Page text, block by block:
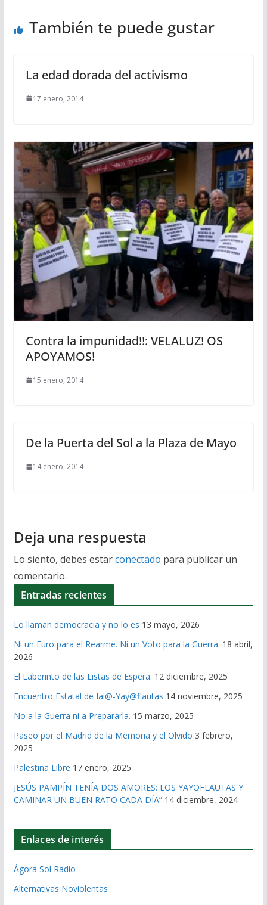
También te puede gustar
La edad dorada del activismo
17 enero, 2014
Contra la impunidad!!: VELALUZ! OS
APOYAMOS!
15 enero, 2014
De la Puerta del Sol a la Plaza de Mayo
14 enero, 2014
Deja una respuesta
Lo siento, debes estarconectado para publicar un
comentario.
Entradas recientes
Lo llaman democracia y no lo es 13 mayo, 2026
Ni un Euro para el Rearme. Ni un Voto para la Guerra. 18 abril,
2026
El Laberinto de las Listas de Espera. 12 diciembre, 2025
Encuentro Estatal de Iai@-Yay@flautas 14 noviembre, 2025
No a la Guerra ni a Prepararla. 15 marzo, 2025
Paseo por el Madrid de la Memoria y el Olvido 3 febrero,
2025
Palestina Libre 17 enero, 2025
JESÚS PAMPÍN TENÍA DOS AMORES: LOS YAYOFLAUTAS Y
CAMINAR UN BUEN RATO CADA DÍA” 14 diciembre, 2024
Enlaces de interés
Ágora Sol Radio
Alternativas Noviolentas